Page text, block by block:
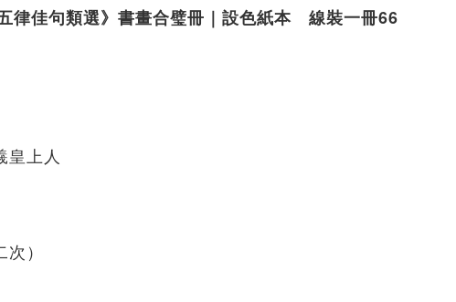
律佳句類選》書畫合璧冊｜設色紙本 線裝一冊66
皇上人
）